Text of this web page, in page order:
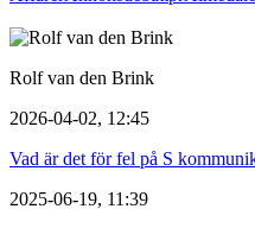
Rolf van den Brink
2026-04-02, 12:45
Vad är det för fel på S
2025-06-19, 11:39